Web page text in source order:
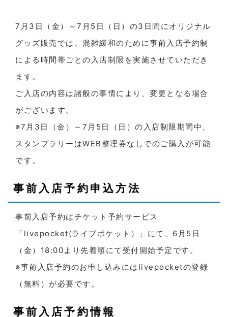
7月3日（金）～7月5日（日）の3日間にオリジナル
グッズ販売では、混雑緩和のために事前入店予約制
による時間帯ごとの入店制限を実施させていただき
ます。
ご入店の内容は諸般の事情により、変更となる場合
がございます。
※7月3日（金）～7月5日（日）の入店制限期間中、
スタンプラリーはWEB整理券なしでのご購入が可能
です。
事前入店予約申込方法
事前入店予約はチケット予約サービス
「livepocket(ライブポケット）」にて、6月5日
（金）18:00より先着順にて受付開始予定です。
※事前入店予約のお申し込みにはlivepocketの登録
（無料）が必要です。
事前入店予約情報